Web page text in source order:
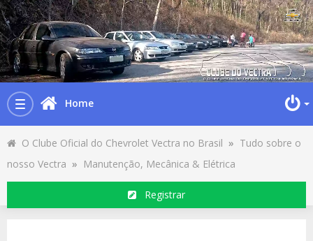
Toggle
navigation
Home
O Clube Oficial do Chevrolet Vectra no Brasil » Tudo sobre o
nosso Vectra » Manutenção, Mecânica & Elétrica
Registrar